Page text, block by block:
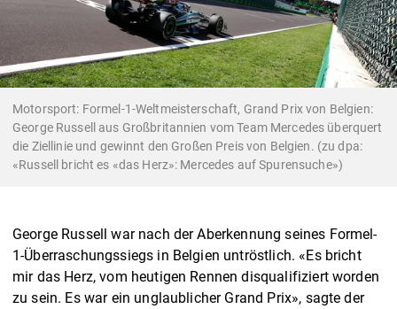
Motorsport: Formel-1-Weltmeisterschaft, Grand Prix von Belgien:
George Russell aus Großbritannien vom Team Mercedes überquert
die Ziellinie und gewinnt den Großen Preis von Belgien. (zu dpa:
«Russell bricht es «das Herz»: Mercedes auf Spurensuche»)
George Russell war nach der Aberkennung seines Formel-
1-Überraschungssiegs in Belgien untröstlich. «Es bricht
mir das Herz, vom heutigen Rennen disqualifiziert worden
zu sein. Es war ein unglaublicher Grand Prix», sagte der